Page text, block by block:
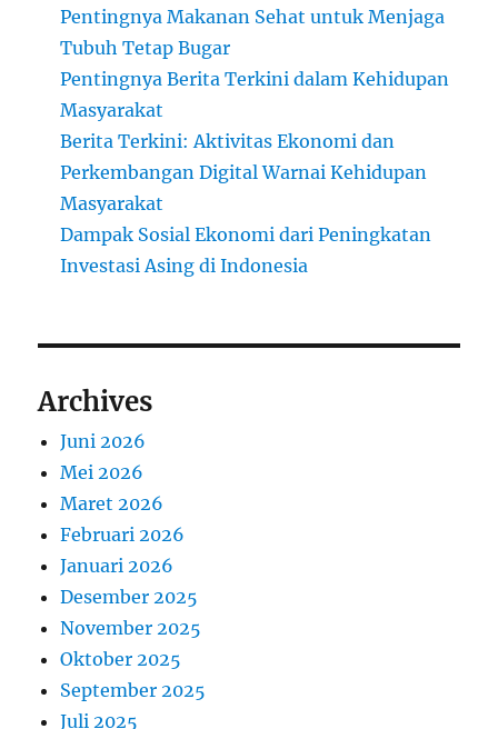
Pentingnya Makanan Sehat untuk Menjaga
Tubuh Tetap Bugar
Pentingnya Berita Terkini dalam Kehidupan
Masyarakat
Berita Terkini: Aktivitas Ekonomi dan
Perkembangan Digital Warnai Kehidupan
Masyarakat
Dampak Sosial Ekonomi dari Peningkatan
Investasi Asing di Indonesia
Archives
Juni 2026
Mei 2026
Maret 2026
Februari 2026
Januari 2026
Desember 2025
November 2025
Oktober 2025
September 2025
Juli 2025